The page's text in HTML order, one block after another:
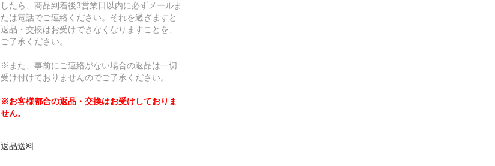
したら、商品到着後3営業日以内に必ずメールま
たは電話でご連絡ください。それを過ぎますと
返品・交換はお受けできなくなりますことを、
ご了承ください。
※また、事前にご連絡がない場合の返品は一切
受け付けておりませんのでご了承ください。
※お客様都合の返品・交換はお受けしておりま
せん。
返品送料